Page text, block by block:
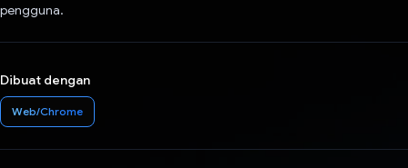
pengguna.
Dibuat dengan
Web/Chrome